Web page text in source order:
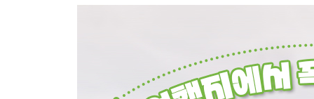
9. 짐 톰슨 하우스 / ~해? 안 해?
11. 짜오프라야 강 / ~ 상관없다
12. 후알람퐁 스테이션 / 몇 시야?